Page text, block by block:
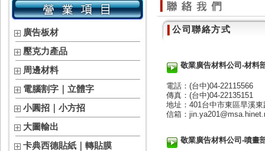
廣告板材
壓克力產品
周邊材料
電腦割字｜立體字
小圓招｜小方招
大圖輸出
卡典西德貼紙｜轉貼膜
公司聯絡方式
敬業廣告材料公司-材料
電話：(台中)04-22115566
傳真：(台中)04-22135151
地址：401台中市東區旱溪
信箱：
敬業廣告材料公司-噴畫